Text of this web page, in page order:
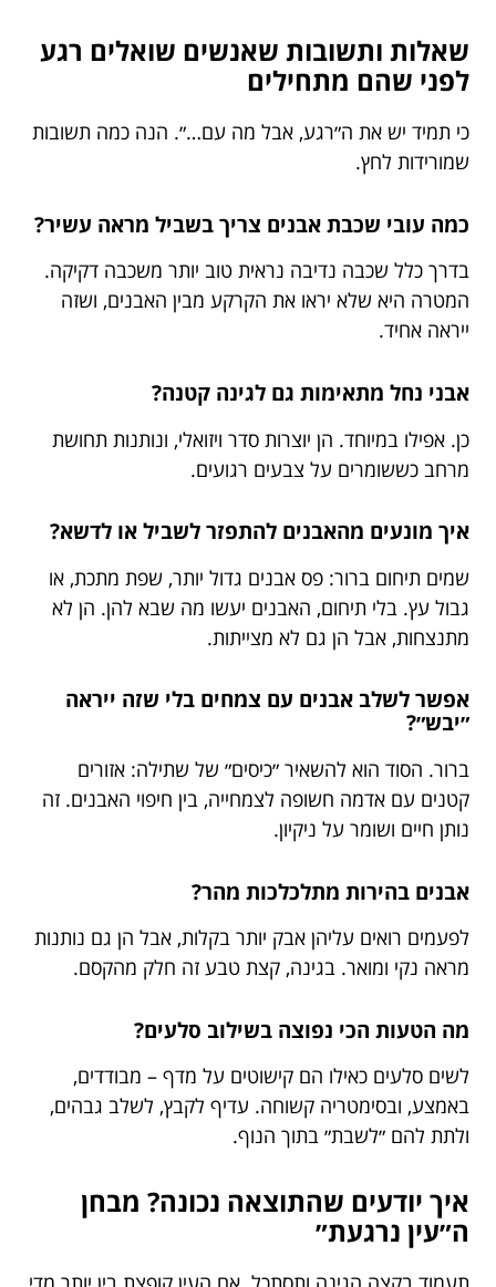
שאלות ותשובות שאנשים שואלים רגע
לפני שהם מתחילים
כי תמיד יש את ה״רגע, אבל מה עם…״. הנה כמה תשובות
שמורידות לחץ.
כמה עובי שכבת אבנים צריך בשביל מראה עשיר?
בדרך כלל שכבה נדיבה נראית טוב יותר משכבה דקיקה.
המטרה היא שלא יראו את הקרקע מבין האבנים, ושזה
ייראה אחיד.
אבני נחל מתאימות גם לגינה קטנה?
כן. אפילו במיוחד. הן יוצרות סדר ויזואלי, ונותנות תחושת
מרחב כששומרים על צבעים רגועים.
איך מונעים מהאבנים להתפזר לשביל או לדשא?
שמים תיחום ברור: פס אבנים גדול יותר, שפת מתכת, או
גבול עץ. בלי תיחום, האבנים יעשו מה שבא להן. הן לא
מתנצחות, אבל הן גם לא מצייתות.
אפשר לשלב אבנים עם צמחים בלי שזה ייראה
״יבש״?
ברור. הסוד הוא להשאיר ״כיסים״ של שתילה: אזורים
קטנים עם אדמה חשופה לצמחייה, בין חיפוי האבנים. זה
נותן חיים ושומר על ניקיון.
אבנים בהירות מתלכלכות מהר?
לפעמים רואים עליהן אבק יותר בקלות, אבל הן גם נותנות
מראה נקי ומואר. בגינה, קצת טבע זה חלק מהקסם.
מה הטעות הכי נפוצה בשילוב סלעים?
לשים סלעים כאילו הם קישוטים על מדף – מבודדים,
באמצע, ובסימטריה קשוחה. עדיף לקבץ, לשלב גבהים,
ולתת להם ״לשבת״ בתוך הנוף.
איך יודעים שהתוצאה נכונה? מבחן
ה״עין נרגעת״